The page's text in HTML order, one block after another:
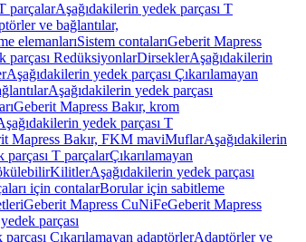
parçalarAşağıdakilerin yedek parçası T
ve bağlantılar,
elemanlarıSistem contalarıGeberit Mapress
parçası RedüksiyonlarDirseklerAşağıdakilerin
Aşağıdakilerin yedek parçası Çıkarılamayan
Aşağıdakilerin yedek parçası
Geberit Mapress Bakır, krom
yedek parçası T
Mapress Bakır, FKM maviMuflarAşağıdakilerin
parçası T parçalarÇıkarılamayan
KilitlerAşağıdakilerin yedek parçası
için contalarBorular için sabitleme
Geberit Mapress CuNiFeGeberit Mapress
parçası
Çıkarılamayan adaptörlerAdaptörler ve